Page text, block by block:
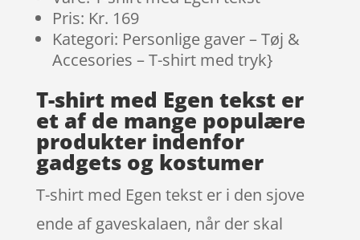
Pris: Kr. 169
Kategori: Personlige gaver – Tøj &
Accesories – T-shirt med tryk}
T-shirt med Egen tekst er
et af de mange populære
produkter indenfor
gadgets og kostumer
T-shirt med Egen tekst er i den sjove
ende af gaveskalaen, når der skal